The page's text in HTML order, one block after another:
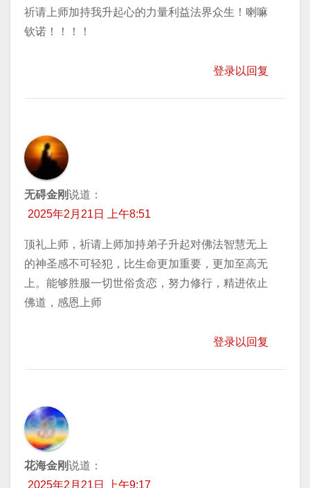
祈请上师加持我升起心的力量利益法界众生！喇嘛
钦诺！！！！
登录以回复
无碍金刚说道：
2025年2月21日 上午8:51
顶礼上师，祈请上师加持弟子升起对佛法智慧无上
的神圣感不可轻犯，比生命更加重要，更加至高无
上。能够胜服一切世俗贪恋，努力修行，精进依止
佛道，感恩上师
登录以回复
花海金刚说道：
2025年2月21日 上午9:17